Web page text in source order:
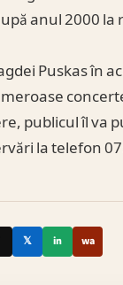
anul 2000
Puskas în
publicul îl va
la telefon
𝕏 in wa